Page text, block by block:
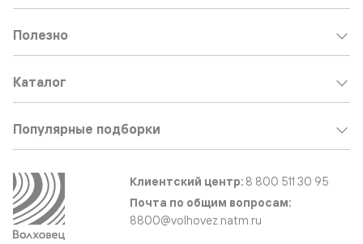
Полезно
Каталог
Популярные подборки
Клиентский центр: 8 800 511 30 95
Почта по общим вопросам:
8800@volhovez.natm.ru